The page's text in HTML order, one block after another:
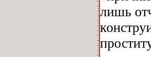
лишь